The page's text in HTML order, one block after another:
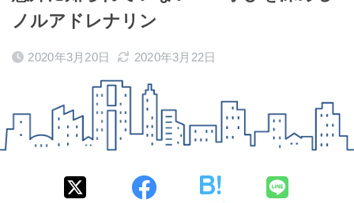
ノルアドレナリン
2020年3月20日 2020年3月22日